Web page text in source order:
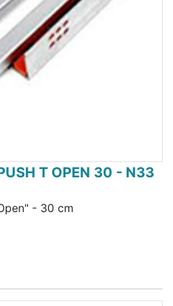
T OPEN 30 - N33
- 30 cm